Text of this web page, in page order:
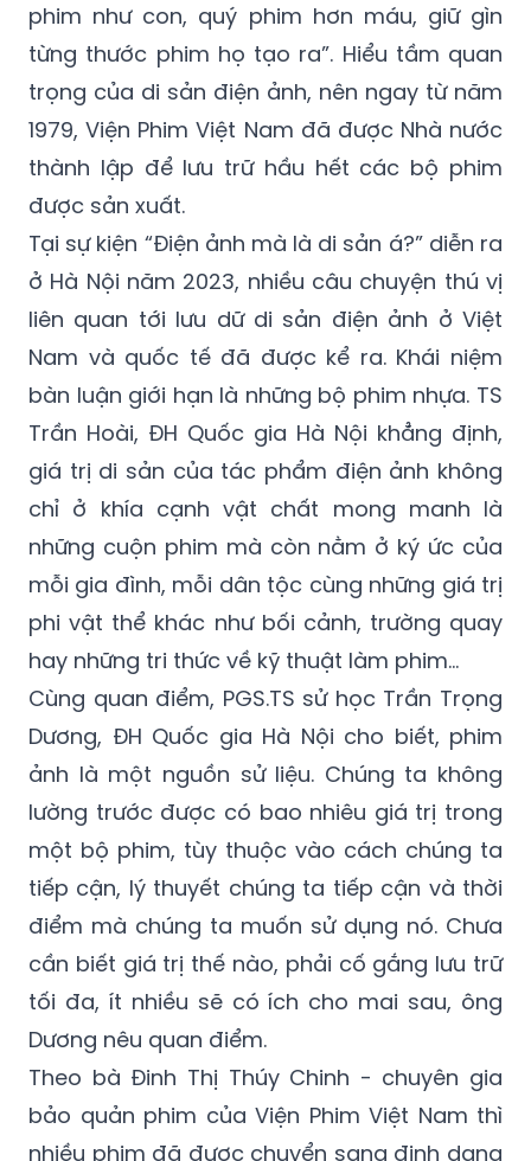
phim như con, quý phim hơn máu, giữ gìn
từng thước phim họ tạo ra”. Hiểu tầm quan
trọng của di sản điện ảnh, nên ngay từ năm
1979, Viện Phim Việt Nam đã được Nhà nước
thành lập để lưu trữ hầu hết các bộ phim
được sản xuất.
Tại sự kiện “Điện ảnh mà là di sản á?” diễn ra
ở Hà Nội năm 2023, nhiều câu chuyện thú vị
liên quan tới lưu dữ di sản điện ảnh ở Việt
Nam và quốc tế đã được kể ra. Khái niệm
bàn luận giới hạn là những bộ phim nhựa. TS
Trần Hoài, ĐH Quốc gia Hà Nội khẳng định,
giá trị di sản của tác phẩm điện ảnh không
chỉ ở khía cạnh vật chất mong manh là
những cuộn phim mà còn nằm ở ký ức của
mỗi gia đình, mỗi dân tộc cùng những giá trị
phi vật thể khác như bối cảnh, trường quay
hay những tri thức về kỹ thuật làm phim...
Cùng quan điểm, PGS.TS sử học Trần Trọng
Dương, ĐH Quốc gia Hà Nội cho biết, phim
ảnh là một nguồn sử liệu. Chúng ta không
lường trước được có bao nhiêu giá trị trong
một bộ phim, tùy thuộc vào cách chúng ta
tiếp cận, lý thuyết chúng ta tiếp cận và thời
điểm mà chúng ta muốn sử dụng nó. Chưa
cần biết giá trị thế nào, phải cố gắng lưu trữ
tối đa, ít nhiều sẽ có ích cho mai sau, ông
Dương nêu quan điểm.
Theo bà Đinh Thị Thúy Chinh - chuyên gia
bảo quản phim của Viện Phim Việt Nam thì
nhiều phim đã được chuyển sang định dạng